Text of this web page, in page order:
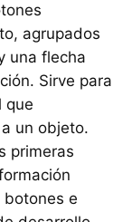
agrupados
una flecha
Sirve para
que
un objeto.
primeras
botones e